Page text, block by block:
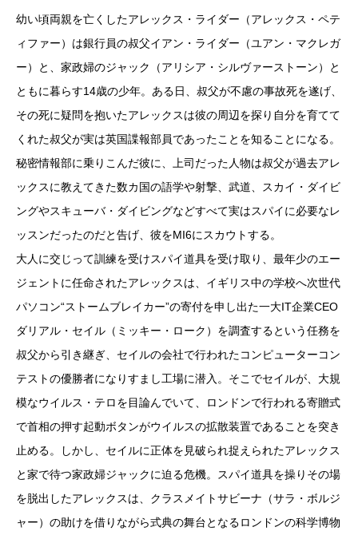
幼い頃両親を亡くしたアレックス・ライダー（アレックス・ペテ
ィファー）は銀行員の叔父イアン・ライダー（ユアン・マクレガ
ー）と、家政婦のジャック（アリシア・シルヴァーストーン）と
ともに暮らす14歳の少年。ある日、叔父が不慮の事故死を遂げ、
その死に疑問を抱いたアレックスは彼の周辺を探り自分を育てて
くれた叔父が実は英国諜報部員であったことを知ることになる。
秘密情報部に乗りこんだ彼に、上司だった人物は叔父が過去アレ
ックスに教えてきた数カ国の語学や射撃、武道、スカイ・ダイビ
ングやスキューバ・ダイビングなどすべて実はスパイに必要なレ
ッスンだったのだと告げ、彼をMI6にスカウトする。
大人に交じって訓練を受けスパイ道具を受け取り、最年少のエー
ジェントに任命されたアレックスは、イギリス中の学校へ次世代
パソコン“ストームブレイカー”の寄付を申し出た一大IT企業CEO
ダリアル・セイル（ミッキー・ローク）を調査するという任務を
叔父から引き継ぎ、セイルの会社で行われたコンピューターコン
テストの優勝者になりすまし工場に潜入。そこでセイルが、大規
模なウイルス・テロを目論んでいて、ロンドンで行われる寄贈式
で首相の押す起動ボタンがウイルスの拡散装置であることを突き
止める。しかし、セイルに正体を見破られ捉えられたアレックス
と家で待つ家政婦ジャックに迫る危機。スパイ道具を操りその場
を脱出したアレックスは、クラスメイトサビーナ（サラ・ボルジ
ャー）の助けを借りながら式典の舞台となるロンドンの科学博物